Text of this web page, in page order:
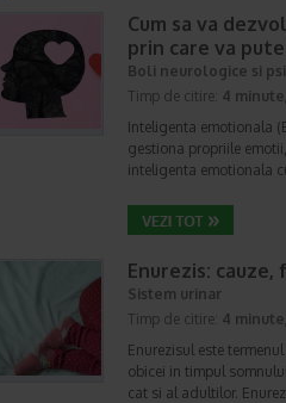
Cum sa va
prin care va
Boli neurologice si
Timp de citire: 4
Inteligenta emotionala
gestiona propriile
inteligenta emotionala
Enurezis:
Sistem urinar
Timp de citire: 4
Enurezisul este
obicei in timpul
cat si al adultilor.